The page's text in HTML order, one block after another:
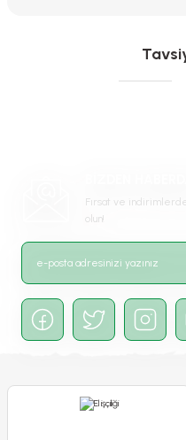
Görüş ve önerileriniz için
Ürün resmi kalitesiz, bozuk
Fırsat ve
olun!